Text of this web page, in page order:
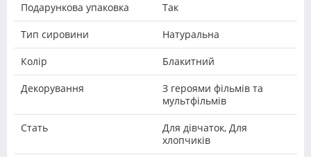
Подарункова упаковка Так
Тип сировини Натуральна
Колір Блакитний
Декорування
З героями фільмів та
мультфільмів
Стать
Для дівчаток, Для
хлопчиків